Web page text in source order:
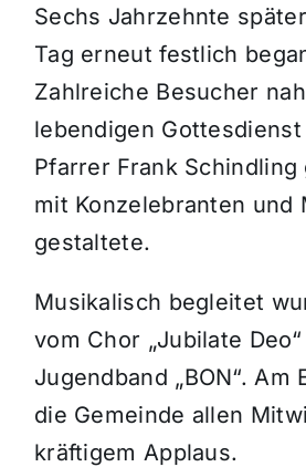
Sechs Jahrzehnte
Tag erneut festlich
Zahlreiche Besucher
lebendigen
Pfarrer Frank Schindling
mit Konzelebranten und
gestaltete.
Musikalisch begleitet
vom Chor „Jubilate
Jugendband „BON“. Am
die Gemeinde allen
kräftigem Applaus.